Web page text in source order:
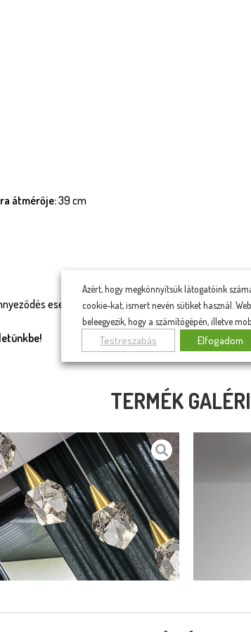
átmérője:39 cm
esetén, enyhén nedves ruhával áttörölhető,
TERMÉK
Azért, hogy megkönnyítsük látogatóink
cookie-kat, ismert nevén sütiket használ.
beleegyezik, hogy a számítógépén, illetve
Testreszabás Elfogadom